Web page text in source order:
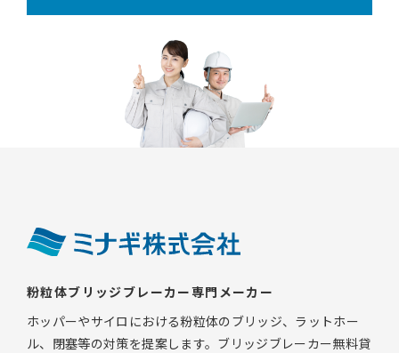
粉粒体ブリッジブレーカー専門メーカー
ホッパーやサイロにおける粉粒体のブリッジ、ラットホー
ル、閉塞等の対策を提案します。ブリッジブレーカー無料貸